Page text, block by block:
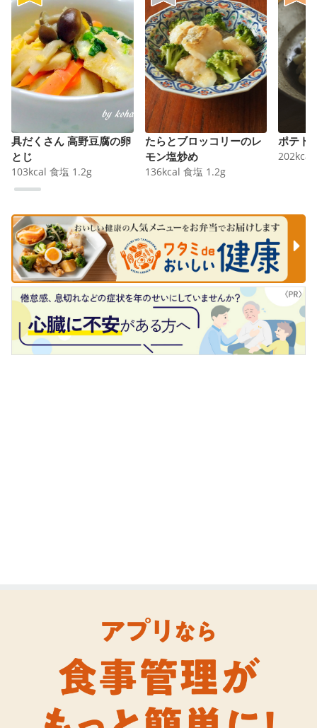
具だくさん 高野豆腐の卵
とじ
103kcal 食塩 1.2g
たらとブロッコリーのレ
モン塩炒め
136kcal 食塩 1.2g
ポテト
202kcal